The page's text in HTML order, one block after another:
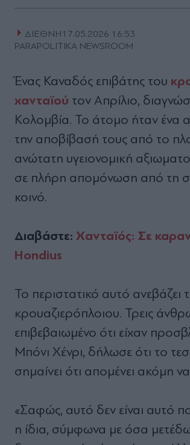
ΔΙΕΘΝΗ17.05.2026 16:53
PARAPOLITIKA NEWSROOM
Ένας Καναδός επιβάτης του
χανταϊού τον Απρίλιο,
Κολομβία. Το άτομο ήταν ένα
την αποβίβασή τους από το
ανώτατη υγειονομική
σε πλήρη απομόνωση από τη
κοινό.
Διαβάστε: Χανταϊός: Σε
Hondius
Το περιστατικό αυτό
κρουαζιερόπλοιου. Τρεις
επιβεβαιωμένο ότι είχαν
Μπόνι Χένρι, δήλωσε ότι το
σημαίνει ότι απομένει ακόμη
«Σαφώς, αυτό δεν είναι αυτό
η ίδια, σύμφωνα με όσα